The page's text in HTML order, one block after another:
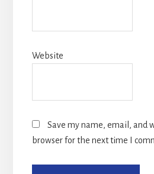
Website
Save my name, email, and
browser for the next time I